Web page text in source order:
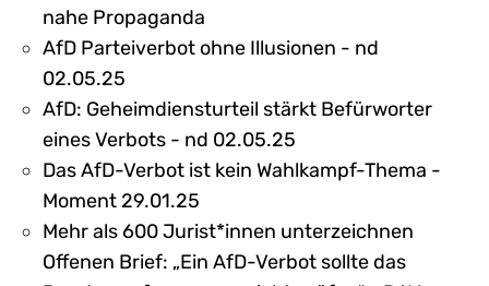
nahe Propaganda
AfD Parteiverbot ohne Illusionen - nd
02.05.25
AfD: Geheimdiensturteil stärkt Befürworter
eines Verbots - nd 02.05.25
Das AfD-Verbot ist kein Wahlkampf-Thema -
Moment 29.01.25
Mehr als 600 Jurist*innen unterzeichnen
Offenen Brief: „Ein AfD-Verbot sollte das